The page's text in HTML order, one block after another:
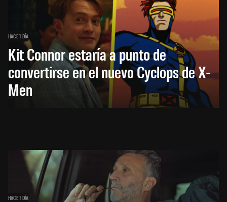
HACE 1 DÍA
Kit Connor estaría a punto de
convertirse en el nuevo Cyclops de X-
Men
HACE 1 DÍA